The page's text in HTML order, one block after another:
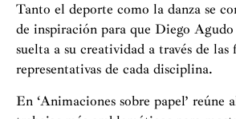
Tanto el deporte como la danza se
de inspiración para que Diego
suelta a su creatividad a través de las
representativas de cada disciplina.
En ‘Animaciones sobre papel’ reúne